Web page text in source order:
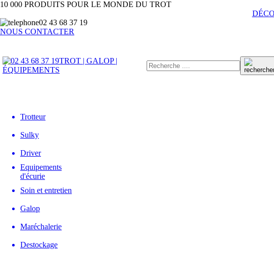
10 000 PRODUITS POUR LE MONDE DU TROT
02 43 68 37 19
NOUS CONTACTER
TROT | GALOP |
ÉQUIPEMENTS
Trotteur
Sulky
Driver
Equipements
d'écurie
Soin et entretien
Galop
Maréchalerie
Destockage